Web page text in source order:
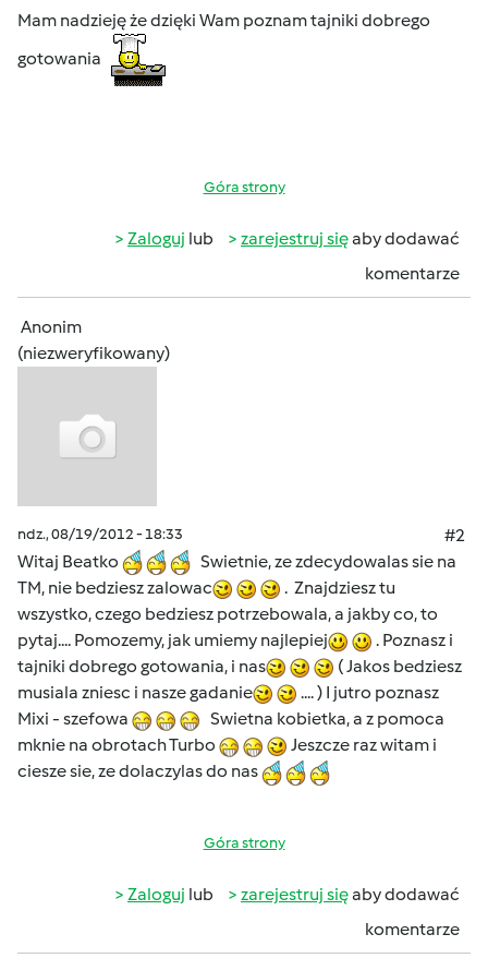
Mam nadzieję że dzięki Wam poznam tajniki dobrego
gotowania
Góra strony
Zaloguj lub zarejestruj sięaby dodawać
komentarze
Anonim
(niezweryfikowany)
ndz., 08/19/2012 - 18:33
#2
Witaj Beatko
Swietnie, ze zdecydowalas sie na
TM, nie bedziesz zalowac
. Znajdziesz tu
wszystko, czego bedziesz potrzebowala, a jakby co, to
pytaj.... Pomozemy, jak umiemy najlepiej
. Poznasz i
tajniki dobrego gotowania, i nas
( Jakos bedziesz
musiala zniesc i nasze gadanie
.... ) I jutro poznasz
Mixi - szefowa
Swietna kobietka, a z pomoca
mknie na obrotach Turbo
Jeszcze raz witam i
ciesze sie, ze dolaczylas do nas
Góra strony
Zaloguj lub zarejestruj sięaby dodawać
komentarze